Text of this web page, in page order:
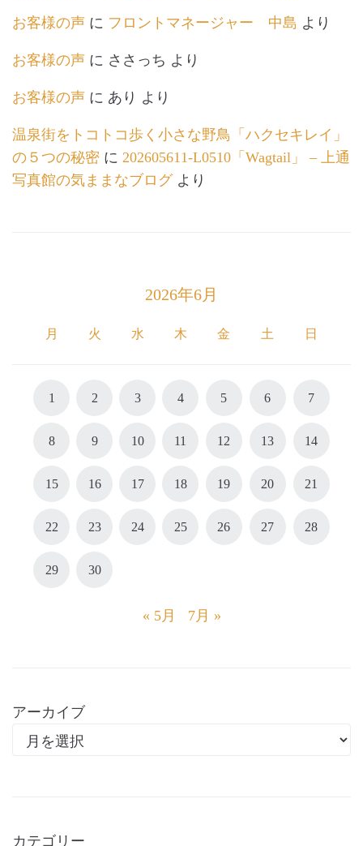
お客様の声 に フロントマネージャー 中島 より
お客様の声 に ささっち より
お客様の声 に あり より
温泉街をトコトコ歩く小さな野鳥「ハクセキレイ」
の５つの秘密 に 202605611-L0510「Wagtail」 – 上通
写真館の気ままなブログより
2026年6月
月 火 水 木 金 土 日
1 2 3 4 5 6 7
8 9 10 11 12 13 14
15 16 17 18 19 20 21
22 23 24 25 26 27 28
29 30
« 5月 7月 »
アーカイブ
カテゴリー